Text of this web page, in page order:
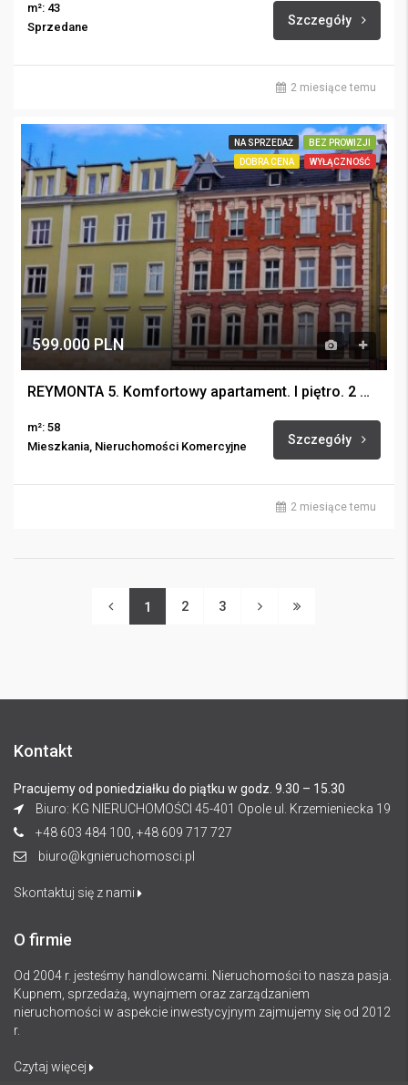
m²: 43
Sprzedane
Szczegóły
2 miesiące temu
NA SPRZEDAŻ
BEZ PROWIZJI
DOBRA CENA
WYŁĄCZNOŚĆ
599.000 PLN
REYMONTA 5. Komfortowy apartament. I piętro. 2 miejsca postojowe.
m²: 58
Mieszkania, Nieruchomości Komercyjne
Szczegóły
2 miesiące temu
1 2 3
Kontakt
Pracujemy od poniedziałku do piątku w godz. 9.30 – 15.30
Biuro: KG NIERUCHOMOŚCI 45-401 Opole ul. Krzemieniecka 19
+48 603 484 100, +48 609 717 727
biuro@kgnieruchomosci.pl
Skontaktuj się z nami
O firmie
Od 2004 r. jesteśmy handlowcami. Nieruchomości to nasza pasja.
Kupnem, sprzedażą, wynajmem oraz zarządzaniem
nieruchomości w aspekcie inwestycyjnym zajmujemy się od 2012
r.
Czytaj więcej